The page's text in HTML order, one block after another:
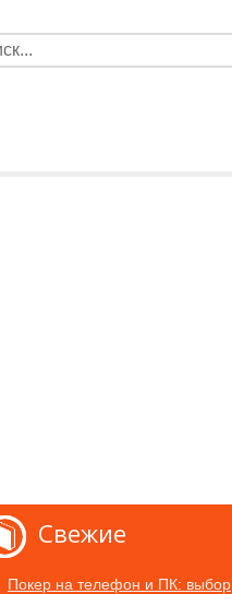
Свежие
Покер на телефон и ПК: выбор